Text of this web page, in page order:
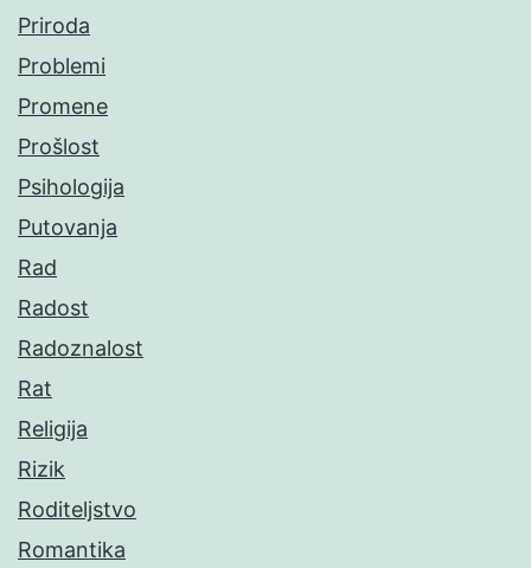
Priroda
Problemi
Promene
Prošlost
Psihologija
Putovanja
Rad
Radost
Radoznalost
Rat
Religija
Rizik
Roditeljstvo
Romantika